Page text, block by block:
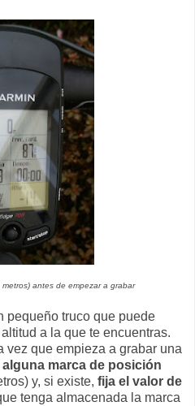
antes de empezar a grabar
pequeño truco que puede
a la que te encuentras.
vez que empieza a grabar una
marca de posición
y, si existe, fija el valor de
tenga almacenada la marca